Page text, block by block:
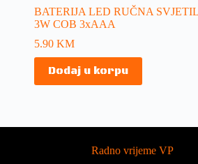
BATERIJA LED RUČNA
3W COB 3xAAA
5.90 KM
Dodaj u korpu
Radno vrijeme VP